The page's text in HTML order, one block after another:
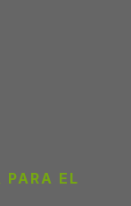
PARA EL